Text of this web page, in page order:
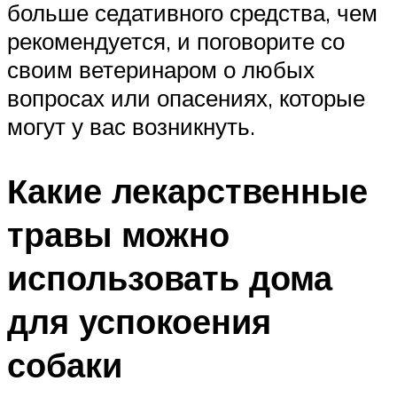
больше седативного средства, чем
рекомендуется, и поговорите со
своим ветеринаром о любых
вопросах или опасениях, которые
могут у вас возникнуть.
Какие лекарственные
травы можно
использовать дома
для успокоения
собаки